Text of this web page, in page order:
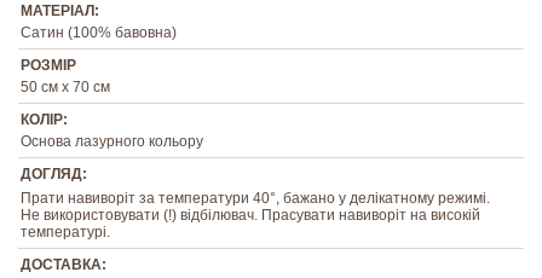
МАТЕРІАЛ:
Сатин (100% бавовна)
РОЗМІР
50 см х 70 см
КОЛІР:
Основа лазурного кольору
ДОГЛЯД:
Прати навиворіт за температури 40°, бажано у делікатному режимі.
Не використовувати (!) відбілювач. Прасувати навиворіт на високій
температурі.
ДОСТАВКА: